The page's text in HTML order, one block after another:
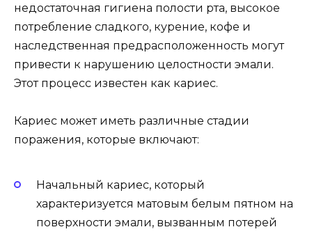
недостаточная гигиена полости рта, высокое
потребление сладкого, курение, кофе и
наследственная предрасположенность могут
привести к нарушению целостности эмали.
Этот процесс известен как кариес.
Кариес может иметь различные стадии
поражения, которые включают:
Начальный кариес, который
характеризуется матовым белым пятном на
поверхности эмали, вызванным потерей